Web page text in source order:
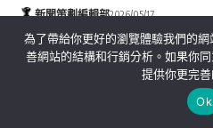
新聞策劃編輯部2026/05/17
關於我們 隱私權
為了帶給你更好的瀏覽體驗我們的
善網站的結構和行銷分析。如果你
提供你更完善
Ok